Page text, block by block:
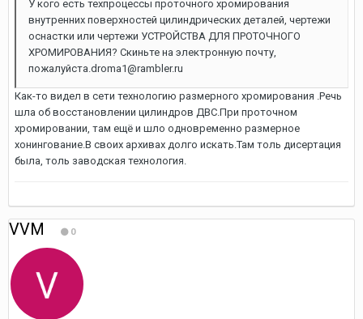
У кого есть техпроцессы проточного хромирования
внутренних поверхностей цилиндрических деталей, чертежи
оснастки или чертежи УСТРОЙСТВА ДЛЯ ПРОТОЧНОГО
ХРОМИРОВАНИЯ? Скиньте на электронную почту,
пожалуйста.droma1@rambler.ru
Как-то видел в сети технологию размерного хромирования .Речь
шла об восстановлении цилиндров ДВС.При проточном
хромировании, там ещё и шло одновременно размерное
хонингование.В своих архивах долго искать.Там толь дисертация
была, толь заводская технология.
VVM 0